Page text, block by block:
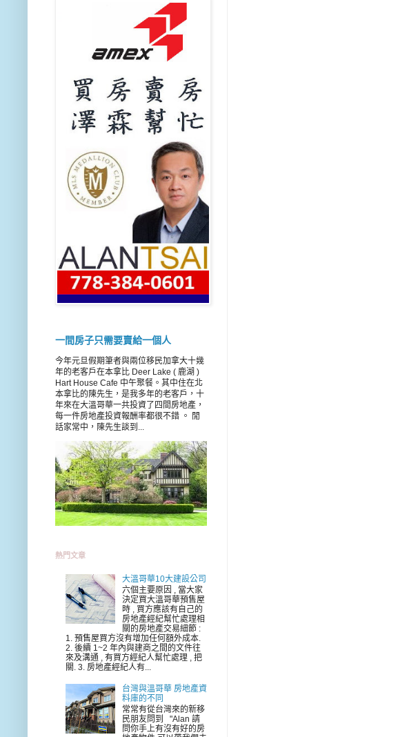
一間房子只需要賣給一個人
今年元旦假期筆者與兩位移民加拿大十幾
年的老客戶在本拿比 Deer Lake ( 鹿湖 )
Hart House Cafe 中午聚餐。其中住在北
本拿比的陳先生，是我多年的老客戶，十
年來在大溫哥華一共投資了四間房地產，
每一件房地產投資報酬率都很不錯 。 閒
話家常中，陳先生談到...
熱門文章
大溫哥華10大建設公司
六個主要原因 , 當大家
決定買大溫哥華預售屋
時 , 買方應該有自己的
房地產經紀幫忙處理相
關的房地產交易細節 :
1. 預售屋買方沒有增加任何額外成本.
2. 後續 1~2 年內與建商之間的文件往
來及溝通 , 有買方經紀人幫忙處理 , 把
關. 3. 房地產經紀人有...
台灣與溫哥華 房地產資
料庫的不同
常常有從台灣來的新移
民朋友問到 "Alan 請
問你手上有沒有好的房